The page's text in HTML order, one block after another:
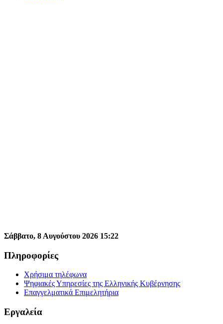
Σάββατο, 8 Αυγούστου 2026 15:22
Πληροφορίες
Χρήσιμα τηλέφωνα
Ψηφιακές Υπηρεσίες της Ελληνικής Κυβέρνησης
Επαγγελματικά Επιμελητήρια
Εργαλεία